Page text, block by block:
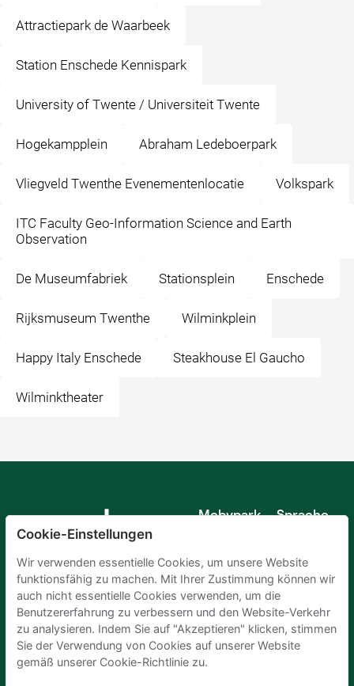
Attractiepark de Waarbeek
Station Enschede Kennispark
University of Twente / Universiteit Twente
Hogekampplein Abraham Ledeboerpark
Vliegveld Twenthe Evenementenlocatie Volkspark
ITC Faculty Geo-Information Science and Earth
Observation
De Museumfabriek Stationsplein Enschede
Rijksmuseum Twenthe Wilminkplein
Happy Italy Enschede Steakhouse El Gaucho
Wilminktheater
Mobypark
Sprache
Spanisch
Französisch
Italienisch
Niederländisch
Cookie-Einstellungen
Wir verwenden essentielle Cookies, um unsere Website
funktionsfähig zu machen. Mit Ihrer Zustimmung können wir
auch nicht essentielle Cookies verwenden, um die
Benutzererfahrung zu verbessern und den Website-Verkehr
zu analysieren. Indem Sie auf "Akzeptieren" klicken, stimmen
Sie der Verwendung von Cookies auf unserer Website
gemäß unserer Cookie-Richtlinie zu.